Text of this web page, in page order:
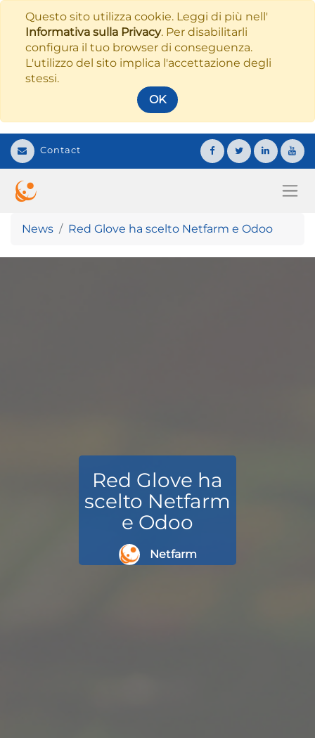
Questo sito utilizza cookie. Leggi di più nell'
Informativa sulla Privacy. Per disabilitarli
configura il tuo browser di conseguenza.
L'utilizzo del sito implica l'accettazione degli
stessi.
OK
Contact
News Red Glove ha scelto Netfarm e Odoo
Red Glove ha
scelto Netfarm
e Odoo
Netfarm